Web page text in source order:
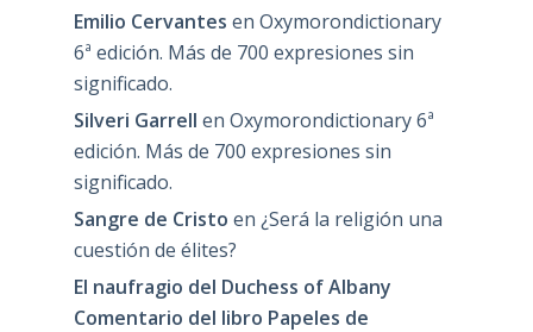
Emilio Cervantes en Oxymorondictionary
6ª edición. Más de 700 expresiones sin
significado.
Silveri Garrell en Oxymorondictionary 6ª
edición. Más de 700 expresiones sin
significado.
Sangre de Cristo en ¿Será la religión una
cuestión de élites?
El naufragio del Duchess of Albany
Comentario del libro Papeles de